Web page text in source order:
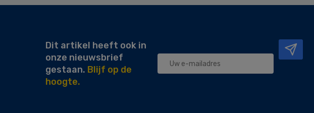
Dit artikel heeft ook in
onze nieuwsbrief
gestaan. Blijf op de
hoogte.